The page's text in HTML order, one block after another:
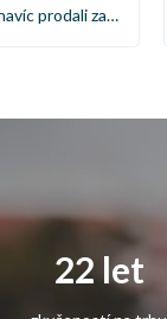
prodali za
začátku až do
22 let